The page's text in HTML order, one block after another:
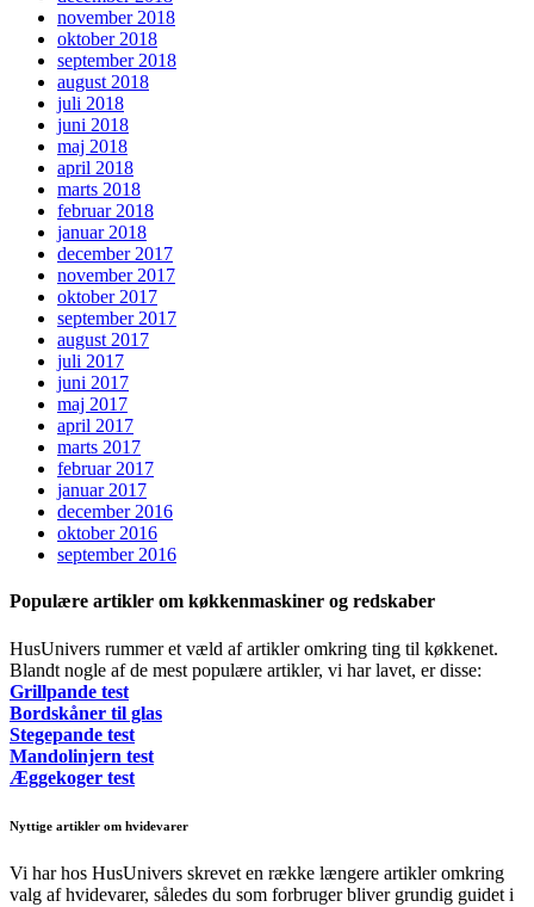
november 2018
oktober 2018
september 2018
august 2018
juli 2018
juni 2018
maj 2018
april 2018
marts 2018
februar 2018
januar 2018
december 2017
november 2017
oktober 2017
september 2017
august 2017
juli 2017
juni 2017
maj 2017
april 2017
marts 2017
februar 2017
januar 2017
december 2016
oktober 2016
september 2016
Populære artikler om køkkenmaskiner og redskaber
HusUnivers rummer et væld af artikler omkring ting til køkkenet.
Blandt nogle af de mest populære artikler, vi har lavet, er disse:
Grillpande test
Bordskåner til glas
Stegepande test
Mandolinjern test
Æggekoger test
Nyttige artikler om hvidevarer
Vi har hos HusUnivers skrevet en række længere artikler omkring
valg af hvidevarer, således du som forbruger bliver grundig guidet i